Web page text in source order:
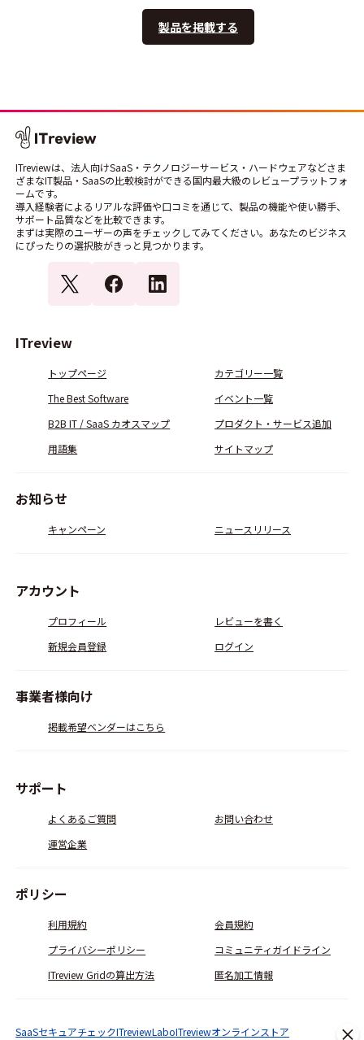
製品を掲載する
ITreviewは、法人向けSaaS・テクノロジーサービス・ハードウェアなどさま
ざまなIT製品・SaaSの比較検討ができる国内最大級のレビュープラットフォ
ームです。
導入経験者によるリアルな評価や口コミを通じて、製品の機能や使い勝手、
サポート品質などを比較できます。
まずは実際のユーザーの声をチェックしてみてください。あなたのビジネス
にぴったりの選択肢がきっと見つかります。
ITreview
トップページ
カテゴリー一覧
The Best Software
イベント一覧
B2B IT / SaaS カオスマップ
プロダクト・サービス追加
用語集
サイトマップ
お知らせ
キャンペーン ニュースリリース
アカウント
プロフィール
レビューを書く
新規会員登録
ログイン
事業者様向け
掲載希望ベンダーはこちら
サポート
よくあるご質問
お問い合わせ
運営企業
ポリシー
利用規約
会員規約
プライバシーポリシー
コミュニティガイドライン
ITreview Gridの算出方法
匿名加工情報
SaaSセキュアチェックITreviewLaboITreviewオンラインストア